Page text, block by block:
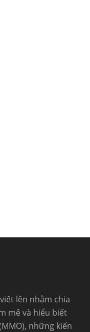
lên nhằm chia
mê và hiểu biết
những kiến